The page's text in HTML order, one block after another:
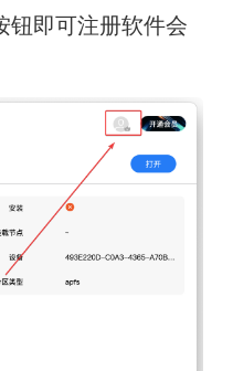
即可注册软件会